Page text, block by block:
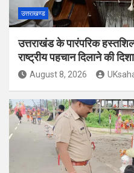
उत्तराखण्ड
उत्तराखंड के पारंपरिक
राष्ट्रीय पहचान दिलाने की
August 8, 2026